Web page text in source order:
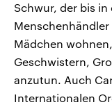
Schwur, der bis
Mädchen
Geschwistern,
anzutun. Auch
Internationalen